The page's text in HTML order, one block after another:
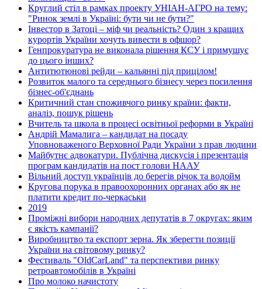
Круглий стіл в рамках проекту УНІАН-АГРО на тему:
"Ринок землі в Україні: бути чи не бути?"
Інвестор в Затоці – міф чи реальність? Один з кращих
курортів України хочуть вивести в офшор?
Генпрокуратура не виконала рішення КСУ і примушує
до цього інших?
Антитютюнові рейди – кальянні під прицілом!
Розвиток малого та середнього бізнесу через посилення
бізнес-об'єднань
Критичний стан споживчого ринку країни: факти,
аналіз, пошук рішень
Вчитель та школа в процесі освітньої реформи в Україні
Андрій Мамалига – кандидат на посаду
Уповноваженого Верховної Ради України з прав людини
Майбутнє адвокатури. Публічна дискусія і презентація
програм кандидатів на пост голови НААУ
Вільний доступ українців до берегів річок та водойм
Кругова порука в правоохоронних органах або як не
платити кредит по-черкаськи
2019
Проміжні вибори народних депутатів в 7 округах: яким
є якість кампанії?
Виробництво та експорт зерна. Як зберегти позиції
України на світовому ринку?
Фестиваль "OldCarLand" та перспективи ринку
ретроавтомобілів в Україні
Про молоко начистоту